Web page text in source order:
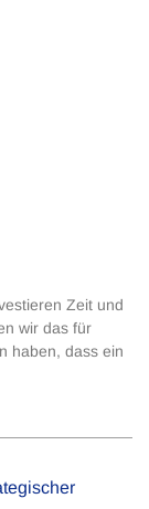
Zeit und
wir das für
haben, dass ein